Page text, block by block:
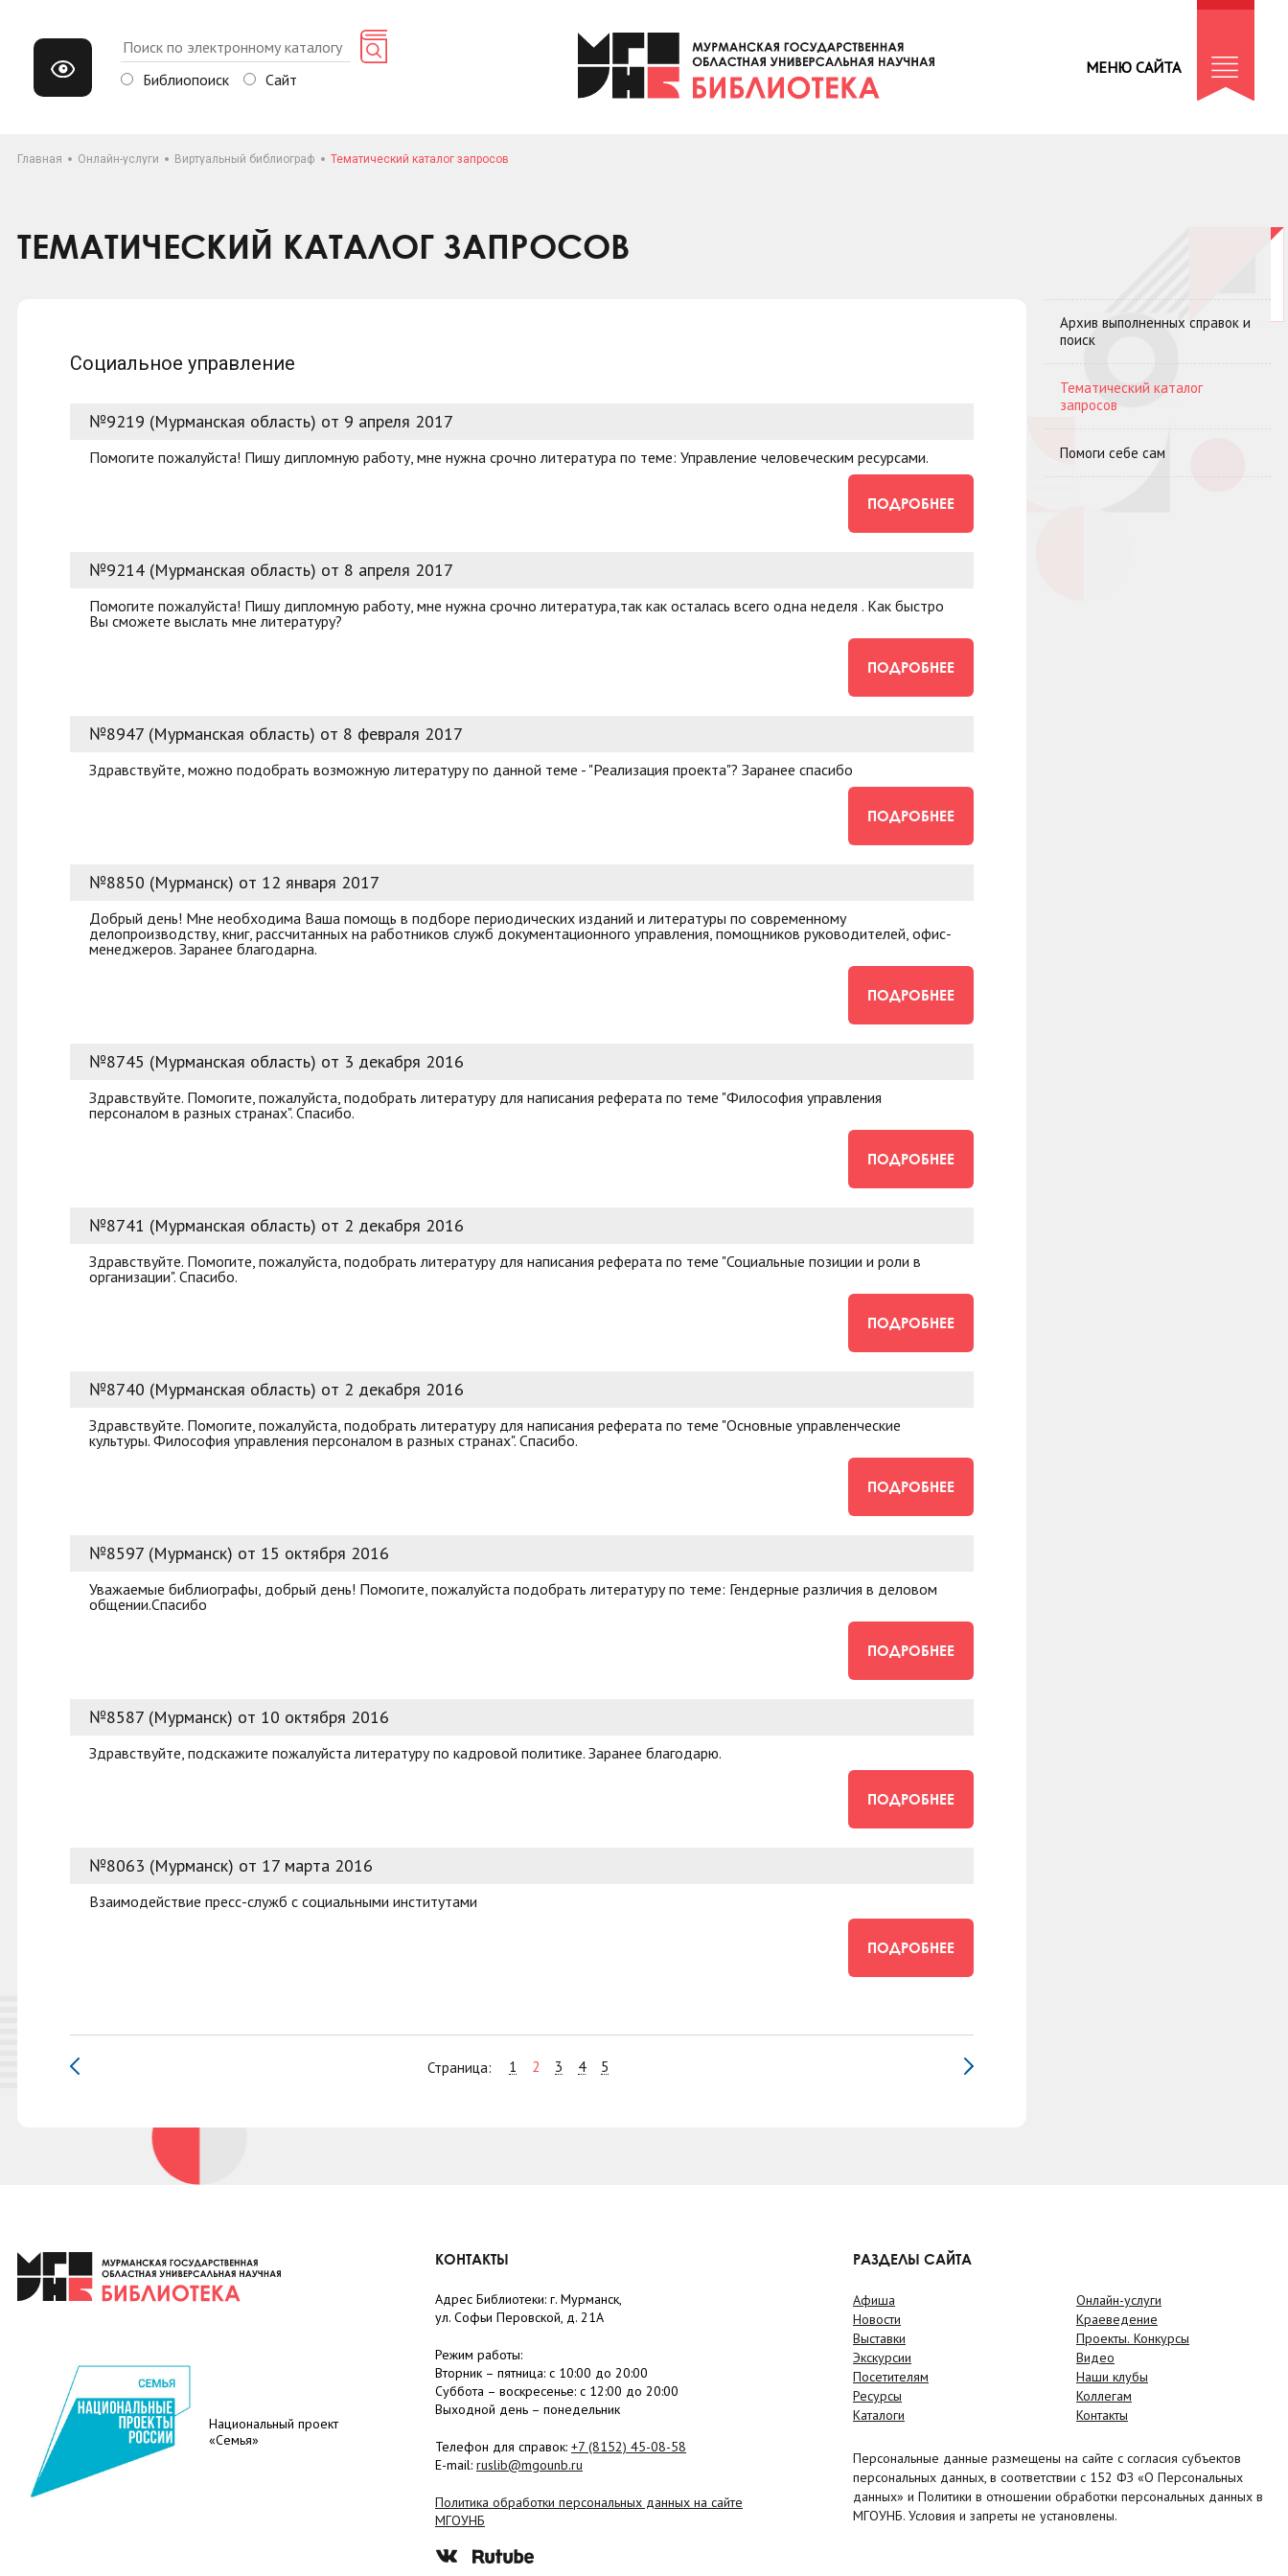
Библиопоиск Сайт
МЕНЮ САЙТА
Главная Онлайн-услуги Виртуальный библиограф Тематический каталог запросов
ТЕМАТИЧЕСКИЙ КАТАЛОГ ЗАПРОСОВ
Социальное управление
№9219 (Мурманская область) от 9 апреля 2017
Помогите пожалуйста! Пишу дипломную работу, мне нужна срочно литература по теме: Управление человеческим ресурсами.
ПОДРОБНЕЕ
№9214 (Мурманская область) от 8 апреля 2017
Помогите пожалуйста! Пишу дипломную работу, мне нужна срочно литература,так как осталась всего одна неделя . Как быстро
Вы сможете выслать мне литературу?
ПОДРОБНЕЕ
№8947 (Мурманская область) от 8 февраля 2017
Здравствуйте, можно подобрать возможную литературу по данной теме - "Реализация проекта"? Заранее спасибо
ПОДРОБНЕЕ
№8850 (Мурманск) от 12 января 2017
Добрый день! Мне необходима Ваша помощь в подборе периодических изданий и литературы по современному
делопроизводству, книг, рассчитанных на работников служб документационного управления, помощников руководителей, офис-
менеджеров. Заранее благодарна.
ПОДРОБНЕЕ
№8745 (Мурманская область) от 3 декабря 2016
Здравствуйте. Помогите, пожалуйста, подобрать литературу для написания реферата по теме "Философия управления
персоналом в разных странах". Спасибо.
ПОДРОБНЕЕ
№8741 (Мурманская область) от 2 декабря 2016
Здравствуйте. Помогите, пожалуйста, подобрать литературу для написания реферата по теме "Социальные позиции и роли в
организации". Спасибо.
ПОДРОБНЕЕ
№8740 (Мурманская область) от 2 декабря 2016
Здравствуйте. Помогите, пожалуйста, подобрать литературу для написания реферата по теме "Основные управленческие
культуры. Философия управления персоналом в разных странах". Спасибо.
ПОДРОБНЕЕ
№8597 (Мурманск) от 15 октября 2016
Уважаемые библиографы, добрый день! Помогите, пожалуйста подобрать литературу по теме: Гендерные различия в деловом
общении.Спасибо
ПОДРОБНЕЕ
№8587 (Мурманск) от 10 октября 2016
Здравствуйте, подскажите пожалуйста литературу по кадровой политике. Заранее благодарю.
ПОДРОБНЕЕ
№8063 (Мурманск) от 17 марта 2016
Взаимодействие пресс-служб с социальными институтами
ПОДРОБНЕЕ
Страница: 1 2 3 4 5
Архив выполненных справок и
поиск
Тематический каталог
запросов
Помоги себе сам
Национальный проект
«Семья»
КОНТАКТЫ
Адрес Библиотеки: г. Мурманск,
ул. Софьи Перовской, д. 21А
Режим работы:
Вторник – пятница: с 10:00 до 20:00
Суббота – воскресенье: c 12:00 до 20:00
Выходной день – понедельник
Телефон для справок: +7 (8152) 45-08-58
E-mail: ruslib@mgounb.ru
Политика обработки персональных данных на сайте
МГОУНБ
РАЗДЕЛЫ САЙТА
Афиша
Новости
Выставки
Экскурсии
Посетителям
Ресурсы
Каталоги
Онлайн-услуги
Краеведение
Проекты. Конкурсы
Видео
Наши клубы
Коллегам
Контакты
Персональные данные размещены на сайте с согласия субъектов
персональных данных, в соответствии с 152 ФЗ «О Персональных
данных» и Политики в отношении обработки персональных данных в
МГОУНБ. Условия и запреты не установлены.